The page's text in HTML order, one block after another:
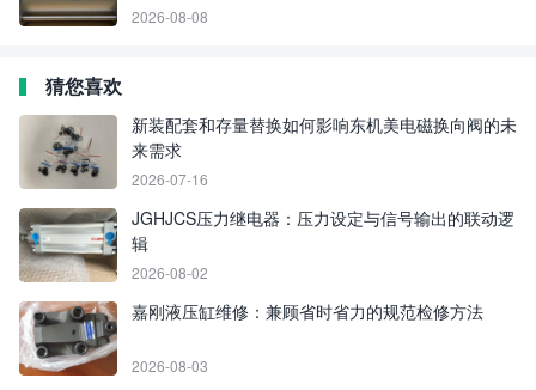
2026-08-08
猜您喜欢
新装配套和存量替换如何影响东机美电磁换向阀的未
来需求
2026-07-16
JGHJCS压力继电器：压力设定与信号输出的联动逻
辑
2026-08-02
嘉刚液压缸维修：兼顾省时省力的规范检修方法
2026-08-03